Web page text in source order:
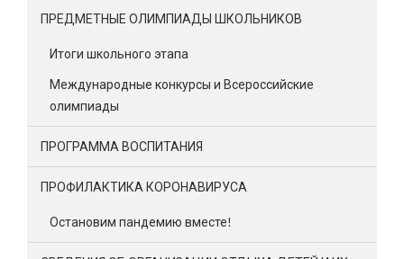
ПРЕДМЕТНЫЕ ОЛИМПИАДЫ ШКОЛЬНИКОВ
Итоги школьного этапа
Международные конкурсы и Всероссийские
олимпиады
ПРОГРАММА ВОСПИТАНИЯ
ПРОФИЛАКТИКА КОРОНАВИРУСА
Остановим пандемию вместе!